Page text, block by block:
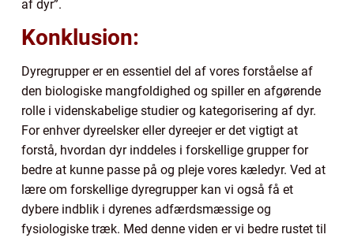
af dyr”.
Konklusion:
Dyregrupper er en essentiel del af vores forståelse af
den biologiske mangfoldighed og spiller en afgørende
rolle i videnskabelige studier og kategorisering af dyr.
For enhver dyreelsker eller dyreejer er det vigtigt at
forstå, hvordan dyr inddeles i forskellige grupper for
bedre at kunne passe på og pleje vores kæledyr. Ved at
lære om forskellige dyregrupper kan vi også få et
dybere indblik i dyrenes adfærdsmæssige og
fysiologiske træk. Med denne viden er vi bedre rustet til